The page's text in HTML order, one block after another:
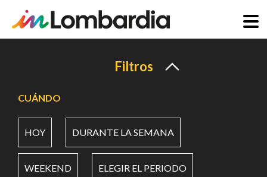
principal
Filtros
CUÁNDO
HOY DURANTE LA SEMANA
WEEKEND ELEGIR EL PERIODO